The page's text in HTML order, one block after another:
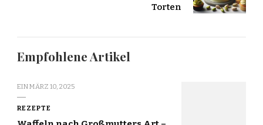
Torten
Empfohlene Artikel
EINMÄRZ 10, 2025
REZEPTE